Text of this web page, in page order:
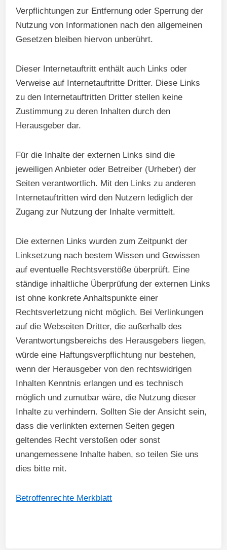
Verpflichtungen zur Entfernung oder Sperrung der
Nutzung von Informationen nach den allgemeinen
Gesetzen bleiben hiervon unberührt.
Dieser Internetauftritt enthält auch Links oder
Verweise auf Internetauftritte Dritter. Diese Links
zu den Internetauftritten Dritter stellen keine
Zustimmung zu deren Inhalten durch den
Herausgeber dar.
Für die Inhalte der externen Links sind die
jeweiligen Anbieter oder Betreiber (Urheber) der
Seiten verantwortlich. Mit den Links zu anderen
Internetauftritten wird den Nutzern lediglich der
Zugang zur Nutzung der Inhalte vermittelt.
Die externen Links wurden zum Zeitpunkt der
Linksetzung nach bestem Wissen und Gewissen
auf eventuelle Rechtsverstöße überprüft. Eine
ständige inhaltliche Überprüfung der externen Links
ist ohne konkrete Anhaltspunkte einer
Rechtsverletzung nicht möglich. Bei Verlinkungen
auf die Webseiten Dritter, die außerhalb des
Verantwortungsbereichs des Herausgebers liegen,
würde eine Haftungsverpflichtung nur bestehen,
wenn der Herausgeber von den rechtswidrigen
Inhalten Kenntnis erlangen und es technisch
möglich und zumutbar wäre, die Nutzung dieser
Inhalte zu verhindern. Sollten Sie der Ansicht sein,
dass die verlinkten externen Seiten gegen
geltendes Recht verstoßen oder sonst
unangemessene Inhalte haben, so teilen Sie uns
dies bitte mit.
Betroffenrechte Merkblatt